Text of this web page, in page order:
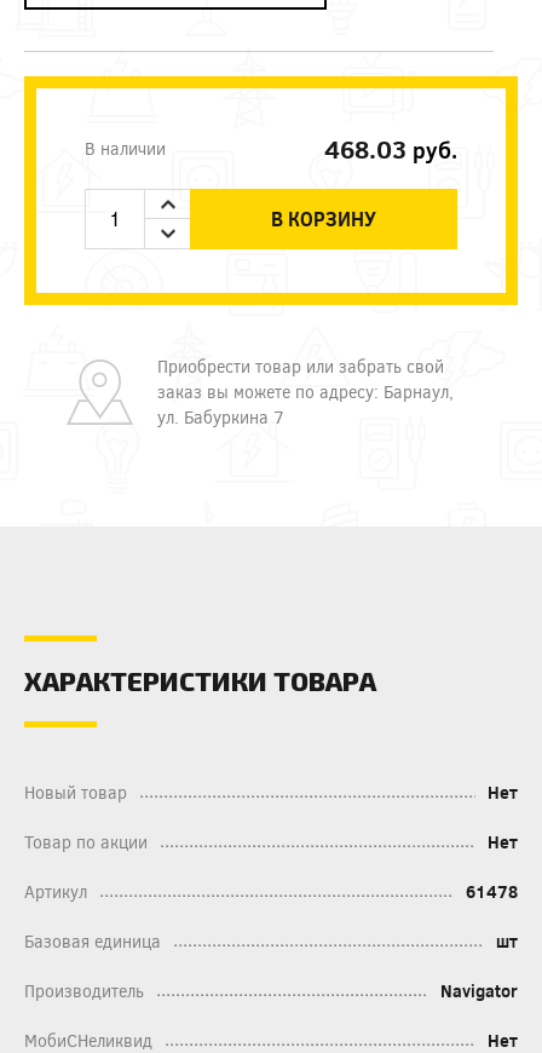
В наличии 468.03 руб.
В КОРЗИНУ
Приобрести товар или забрать свой
заказ вы можете по адресу: Барнаул,
ул. Бабуркина 7
ХАРАКТЕРИСТИКИ ТОВАРА
Новый товар Нет
Товар по акции Нет
Артикул 61478
Базовая единица шт
Производитель Navigator
МобиСНеликвид Нет